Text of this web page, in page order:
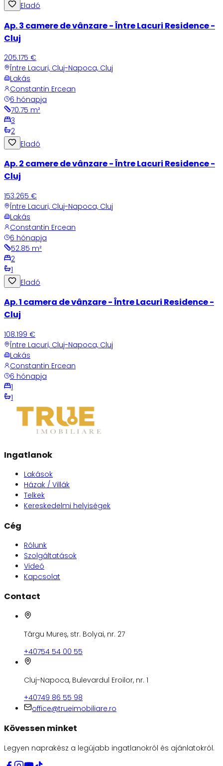
Eladó
Ap. 3 camere de vânzare - Între Lacuri Residence -
Cluj
205.175 €
Între Lacuri, Cluj-Napoca, Cluj
Lakás
Constantin Ercean
6 hónapja
70.75 m²
3
2
Eladó
Ap. 2 camere de vânzare - Între Lacuri Residence -
Cluj
153.265 €
Între Lacuri, Cluj-Napoca, Cluj
Lakás
Constantin Ercean
6 hónapja
52.85 m²
2
1
Eladó
Ap. 1 camera de vânzare - Între Lacuri Residence -
Cluj
108.199 €
Între Lacuri, Cluj-Napoca, Cluj
Lakás
Constantin Ercean
6 hónapja
1
1
Ingatlanok
Lakások
Házak / Villák
Telkek
Kereskedelmi helyiségek
Cég
Rólunk
Szolgáltatások
Videó
Kapcsolat
Contact
Târgu Mureș, str. Bolyai, nr. 27
+40754 54 00 55
Cluj-Napoca, Bulevardul Eroilor, nr. 1
+40749 86 55 98
office@trueimobiliare.ro
Kövessen minket
Legyen naprakész a legújabb ingatlanokról és ajánlatokról.